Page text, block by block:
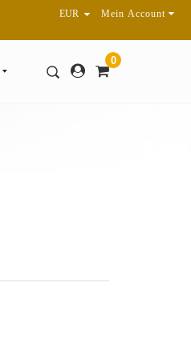
Mein Account
0